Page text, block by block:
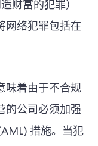
财富的犯罪）
网络犯罪包括在
味着由于不合规
的公司必须加强
措施。当犯